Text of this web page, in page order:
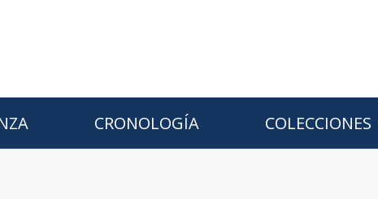
CRONOLOGÍA COLECCIONES